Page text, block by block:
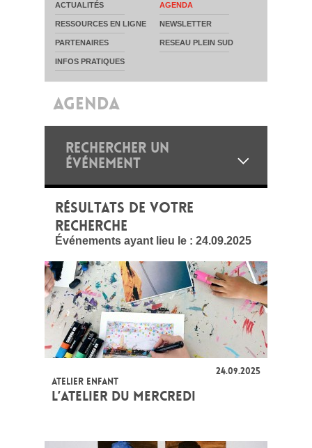
ACTUALITÉS AGENDA
RESSOURCES EN LIGNE NEWSLETTER
PARTENAIRES RESEAU PLEIN SUD
INFOS PRATIQUES
AGENDA
RECHERCHER UN
ÉVÉNEMENT
RÉSULTATS DE VOTRE
RECHERCHE
Événements ayant lieu le : 24.09.2025
24.09.2025
ATELIER ENFANT
L’ATELIER DU MERCREDI